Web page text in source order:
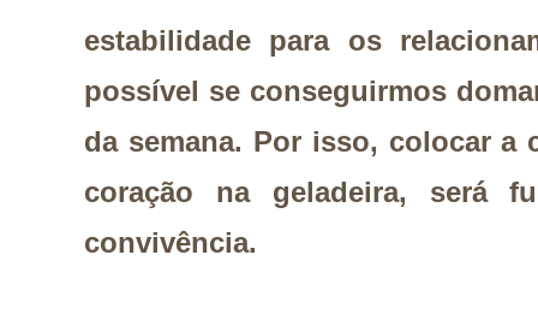
estabilidade para os
possível se conseguirmos
da semana. Por isso, colocar a
coração na geladeira, será
convivência.